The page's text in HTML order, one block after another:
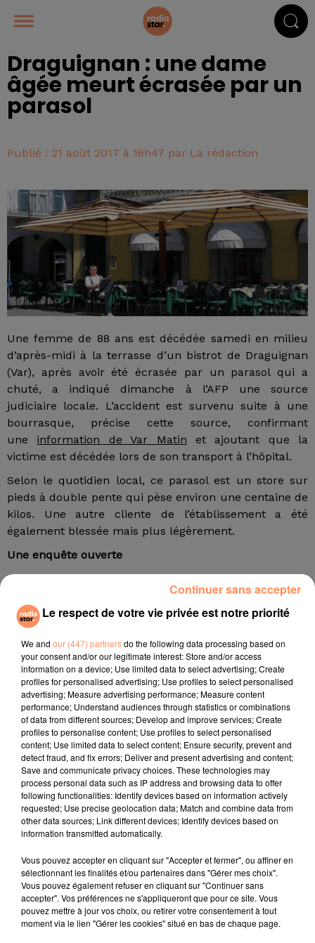
Draguignan : une dame
âgée meurt écrasée par un
parasol
Publié : 21 août 2017 à 16h47 par La rédaction
Une femme de 88 ans est décédée samedi en milieu
d’après-midi à la terrasse d’un bistrot de Draguignan
(Var), après avoir été écrasée par un parasol qui a
chuté, a indiqué dimanche à l’AFP une source
judiciaire locale. L’accident est survenu suite à une
bourrasque, précise cette source, confirmant
une information de Var Matin et ajoutant que la
victime est décédée lors de son transport à l’hôpital.
Selon le quotidien local, ce parasol est un store sur
pieds à double pente qui pèse environ une centaine de
kilos. Une autre cliente de l’établissement a été
également blessée mais plus légèrement.
Une enquête ouverte
Le parquet précise qu’une enquête, confiée à la
sûreté urbaine de Draguignan, a été ouverte pour
homicide et blessures involontaires. Elle devra
notamment déterminer si les règles de sécurité de
l’utilisation de ce parasol ont été respectées. De
nombreux relevés ont déjà été effectués samedi par la
police et une autopsie judiciaire de la victime est
prévue pour préciser les causes du décès.
fil actus
4 juillet 2022
Radio Star Live avec Dadju
27 juin 2022
Marseille : une application pour mettre en
relation extras et...
27 juin 2022
Le cocholed pour jouer à la pétanque
jusqu'au bout de la nuit !
10 mai 2022
Toulon : des quais électrifiés pour 2023 !
Le respect de votre vie privée est notre priorité
We and our (447) partnersdo the following data processing based on
your consent and/or our legitimate interest: Store and/or access
information on a device; Use limited data to select advertising; Create
profiles for personalised advertising; Use profiles to select personalised
advertising; Measure advertising performance; Measure content
performance; Understand audiences through statistics or combinations
of data from different sources; Develop and improve services; Create
profiles to personalise content; Use profiles to select personalised
content; Use limited data to select content; Ensure security, prevent and
detect fraud, and fix errors; Deliver and present advertising and content;
Save and communicate privacy choices. These technologies may
process personal data such as IP address and browsing data to offer
following functionalities: Identify devices based on information actively
requested; Use precise geolocation data; Match and combine data from
other data sources; Link different devices; Identify devices based on
information transmitted automatically.
Vous pouvez accepter en cliquant sur "Accepter et fermer", ou affiner en
sélectionnant les finalités et/ou partenaires dans "Gérer mes choix".
Vous pouvez également refuser en cliquant sur "Continuer sans
accepter". Vos préférences ne s'appliqueront que pour ce site. Vous
pouvez mettre à jour vos choix, ou retirer votre consentement à tout
moment via le lien "Gérer les cookies" situé en bas de chaque page.
Continuer sans accepter